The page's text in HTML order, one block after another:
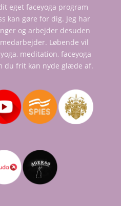
eget faceyoga program
kan gøre for dig. Jeg har
og arbejder desuden
Løbende vil
meditation, faceyoga
du frit kan nyde glæde af.